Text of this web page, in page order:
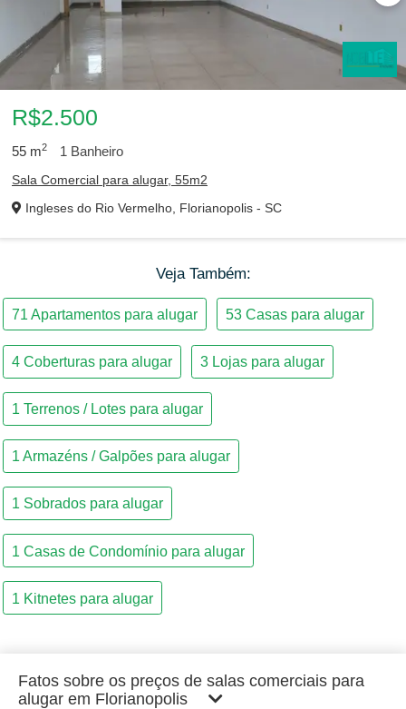
R$2.500
55 m2 1 Banheiro
Sala Comercial para alugar, 55m2
Ingleses do Rio Vermelho, Florianopolis - SC
Veja Também:
4Coberturas para alugar 3Lojas para alugar
1Armazéns / Galpões para alugar
1Casas de Condomínio para alugar
1Kitnetes para alugar
Fatos sobre os preços de salas comerciais para
alugar em Florianopolis